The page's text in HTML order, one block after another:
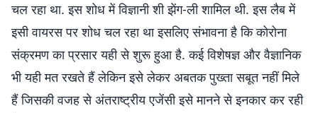
चल रहा था. इस शोध में विज्ञानी शी झेंग-ली शामिल थी. इस लैब में
इसी वायरस पर शोध चल रहा था इसलिए संभावना है कि कोरोना
संक्रमण का प्रसार यही से शुरू हुआ है. कई विशेषज्ञ और वैज्ञानिक
भी यही मत रखते हैं लेकिन इसे लेकर अबतक पुख्ता सबूत नहीं मिले
हैं जिसकी वजह से अंतराष्ट्रीय एजेंसी इसे मानने से इनकार कर रही